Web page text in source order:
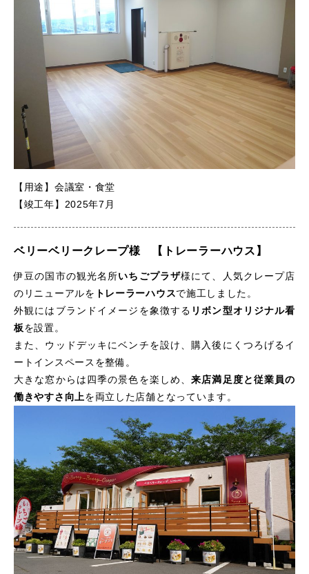
【用途】会議室・食堂
【竣工年】2025年7月
ベリーベリークレープ様 【トレーラーハウス】
伊豆の国市の観光名所いちごプラザ様にて、人気クレープ店
のリニューアルを トレーラーハウスで施工しました。
外観にはブランドイメージを象徴する リボン型オリジナル看
板を設置。
また、ウッドデッキにベンチを設け、購入後にくつろげるイ
ートインスペースを整備。
大きな窓からは四季の景色を楽しめ、来店満足度と従業員の
働きやすさ向上を両立した店舗となっています。